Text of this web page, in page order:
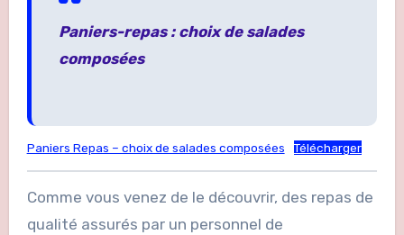
Paniers-repas : choix de salades
composées
Paniers Repas – choix de salades composées Télécharger
Comme vous venez de le découvrir, des repas de
qualité assurés par un personnel de